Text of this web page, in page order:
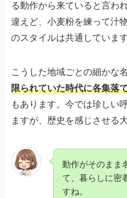
る動作から来ていると言わ
違えど、小麦粉を練って汁
のスタイルは共通しています
こうした地域ごとの細かな
限られていた時代に各集落
もあります。今では珍しい
ますが、歴史を感じさせる
動作がそのまま
て、暮らしに密
すね。